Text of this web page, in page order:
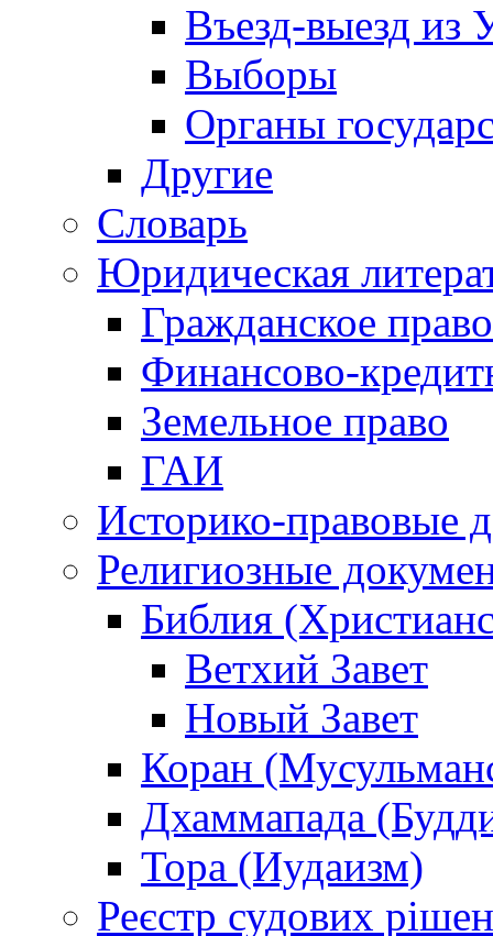
Въезд-выезд из
Выборы
Органы
Другие
Словарь
Юридическая
Гражданское право
Финансово-
Земельное право
ГАИ
Историко-правовые
Религиозные
Библия
Ветхий Завет
Новый Завет
Коран
Дхаммапада
Тора (Иудаизм)
Реєстр судових